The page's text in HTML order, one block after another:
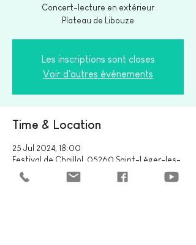
Concert-lecture en extérieur
Plateau de Libouze
Les inscriptions sont closes
Voir d'autres événements
Time & Location
25 Jul 2024, 18:00
Festival de Chaillol, 05260 Saint-Léger-les-
Mélèzes, France